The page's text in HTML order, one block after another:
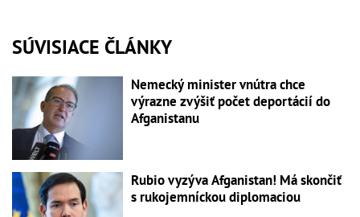
SÚVISIACE ČLÁNKY
Nemecký minister vnútra chce
výrazne zvýšiť počet deportácií do
Afganistanu
Rubio vyzýva Afganistan! Má skončiť
s rukojemníckou diplomaciou